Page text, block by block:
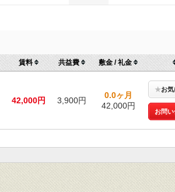
賃料 共益費 敷金 / 礼金
42,000円 3,900円
0.0ヶ月
42,000円
★お気
お問